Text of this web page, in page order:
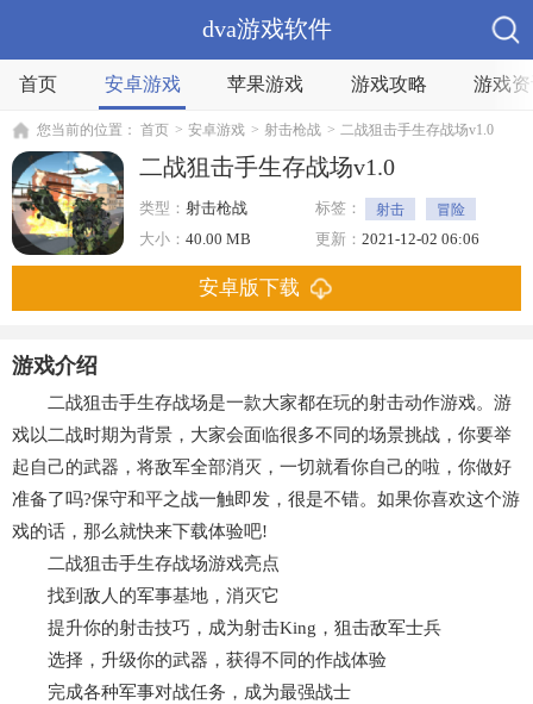
dva游戏软件
首页 安卓游戏 苹果游戏 游戏攻略 游戏
您当前的位置： 首页 > 安卓游戏 > 射击枪战 > 二战狙击手生存战场v1.0
二战狙击手生存战场v1.0
类型： 射击枪战 标签： 射击
冒险
格斗
大小： 40.00 MB 更新： 2021-12-02 06:06
安卓版下载
游戏介绍
二战狙击手生存战场是一款大家都在玩的射击动作游戏。游
戏以二战时期为背景，大家会面临很多不同的场景挑战，你要举
起自己的武器，将敌军全部消灭，一切就看你自己的啦，你做好
准备了吗?保守和平之战一触即发，很是不错。如果你喜欢这个游
戏的话，那么就快来下载体验吧!
二战狙击手生存战场游戏亮点
找到敌人的军事基地，消灭它
提升你的射击技巧，成为射击King，狙击敌军士兵
选择，升级你的武器，获得不同的作战体验
完成各种军事对战任务，成为最强战士